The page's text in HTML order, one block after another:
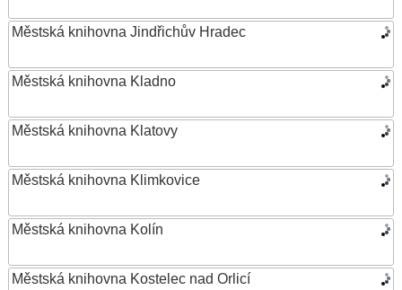
Městská knihovna Jindřichův Hradec
Městská knihovna Kladno
Městská knihovna Klatovy
Městská knihovna Klimkovice
Městská knihovna Kolín
Městská knihovna Kostelec nad Orlicí